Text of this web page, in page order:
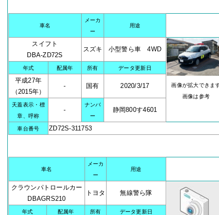
車名
メーカ
ー
用途
スイフト
DBA-ZD72S
スズキ 小型警ら車 4WD
画像が拡大できま
画像は参考
年式 配属年 所有 データ更新日
平成27年
（2015年）
- 国有 2020/3/17
天蓋表示・標
章、呼称
-
ナンバ
ー
静岡800す4601
車台番号 ZD72S-311753
車名
メーカ
ー
用途
クラウンパトロールカー
DBAGRS210
トヨタ 無線警ら隊
年式 配属年 所有 データ更新日